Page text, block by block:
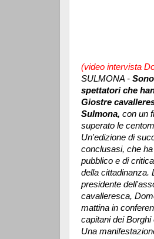
(video intervista
SULMONA -
spettatori che
Giostre
Sulmona, con un
superato le
Un'edizione di
conclusasi, che
pubblico e di
della cittadinanza.
presidente
cavalleresca,
mattina in
capitani dei
Una